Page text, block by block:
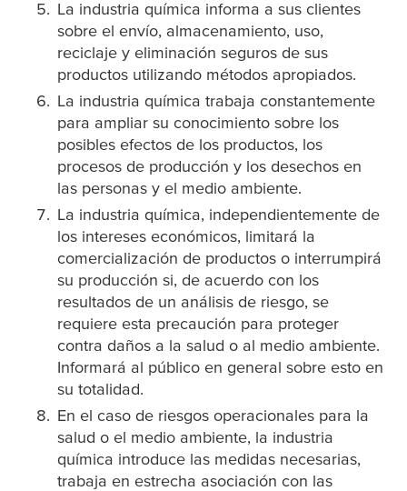
La industria química informa a sus clientes
sobre el envío, almacenamiento, uso,
reciclaje y eliminación seguros de sus
productos utilizando métodos apropiados.
La industria química trabaja constantemente
para ampliar su conocimiento sobre los
posibles efectos de los productos, los
procesos de producción y los desechos en
las personas y el medio ambiente.
La industria química, independientemente de
los intereses económicos, limitará la
comercialización de productos o interrumpirá
su producción si, de acuerdo con los
resultados de un análisis de riesgo, se
requiere esta precaución para proteger
contra daños a la salud o al medio ambiente.
Informará al público en general sobre esto en
su totalidad.
En el caso de riesgos operacionales para la
salud o el medio ambiente, la industria
química introduce las medidas necesarias,
trabaja en estrecha asociación con las